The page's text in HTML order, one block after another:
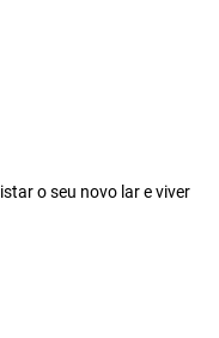
o seu novo lar e viver